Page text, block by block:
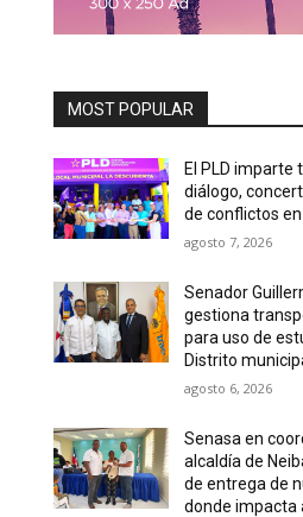
MOST POPULAR
El PLD imparte
diálogo,
de conflictos
agosto 7, 2026
Senador
gestiona
para uso de
Distrito
agosto 6, 2026
Senasa en
alcaldía de
de entrega de
donde impacta